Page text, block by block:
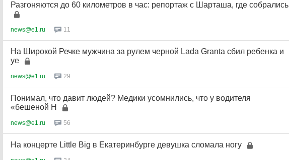
Разгоняются до 60 километров в час: репортаж с Шарташа, где собрались
news@e1.ru 11
На Широкой Речке мужчина за рулем черной Lada Granta сбил ребенка и
уе
news@e1.ru 29
Понимал, что давит людей? Медики усомнились, что у водителя
«бешеной H
news@e1.ru 56
На концерте Little Big в Екатеринбурге девушка сломала ногу